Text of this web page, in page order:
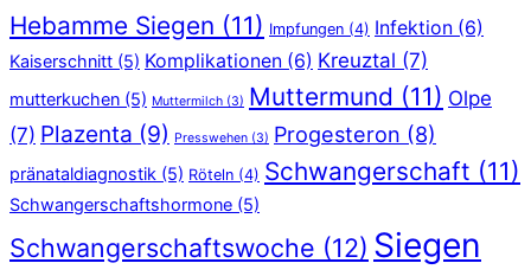
Hebamme Siegen (11) Impfungen (4) Infektion (6)
Kaiserschnitt (5) Komplikationen (6) Kreuztal (7)
mutterkuchen (5) Muttermilch (3) Muttermund (11) Olpe
(7) Plazenta (9) Presswehen (3) Progesteron (8)
pränataldiagnostik (5) Röteln (4) Schwangerschaft (11)
Schwangerschaftshormone (5)
Schwangerschaftswoche (12) Siegen